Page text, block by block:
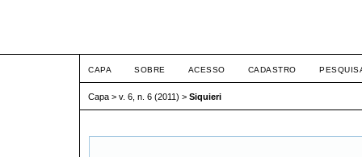
CAPA SOBRE ACESSO CADASTRO
Capa > v. 6, n. 6 (2011) > Siquieri